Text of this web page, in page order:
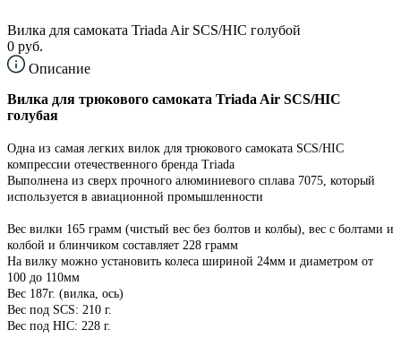
Вилка для самоката Triada Air SCS/HIC голубой
0 руб.
Описание
Вилка для трюкового самоката Triada Air SCS/HIC
голубая
Одна из самая легких вилок для трюкового самоката SCS/HIC
компрессии отечественного бренда Triada
Выполнена из сверх прочного алюминиевого сплава 7075, который
используется в авиационной промышленности
Вес вилки 165 грамм (чистый вес без болтов и колбы), вес c болтами и
колбой и блинчиком составляет 228 грамм
На вилку можно установить колеса шириной 24мм и диаметром от
100 до 110мм
Вес 187г. (вилка, ось)
Вес под SCS: 210 г.
Вес под HIC: 228 г.